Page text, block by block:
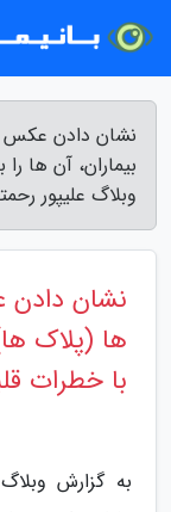
نشان دادن عکس
بیماران، آن ها
وبلاگ علیپور
نشان
ها (پلاک
با خطرات
به گزارش